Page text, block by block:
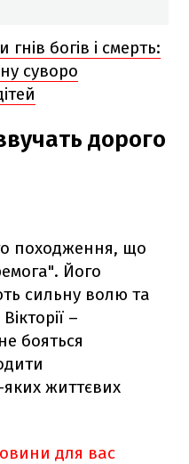
богів і смерть:
суворо
дорого
походження, що
Його
сильну волю та
–
бояться
життєвих
для вас